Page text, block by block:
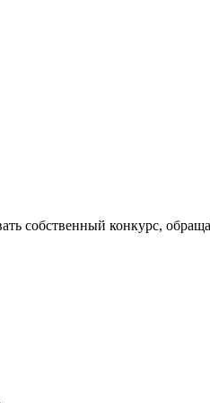
собственный конкурс,